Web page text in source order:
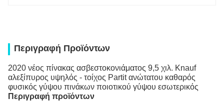
Περιγραφή Προϊόντων
2020 νέος πίνακας ασβεστοκονιάματος 9,5 χιλ. Knauf
αλεξίπυρος υψηλός - τοίχος Partit ανώτατου καθαρός
φυσικός γύψου πινάκων ποιοτικού γύψου εσωτερικός
Περιγραφή προϊόντων